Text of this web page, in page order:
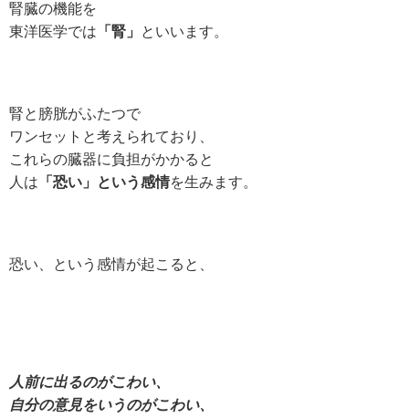
腎臓の機能を
東洋医学では 「腎」 といいます。
腎と膀胱がふたつで
ワンセットと考えられており、
これらの臓器に負担がかかると
人は 「恐い」という感情を生みます。
恐い、という感情が起こると、
人前に出るのがこわい、
自分の意見をいうのがこわい、